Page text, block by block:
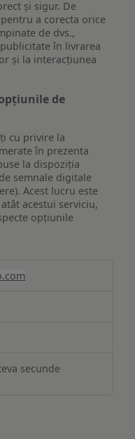
și sigur. De
a corecta orice
de dvs.,
în livrarea
și la interacțiunea
de
cu privire la
în prezenta
la dispoziția
semnale digitale
Acest lucru este
acestui serviciu,
opțiunile
secunde